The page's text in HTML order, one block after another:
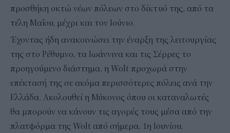
προσθήκη οκτώ νέων πόλεων στο δίκτυό της, από τα
τέλη Μαΐου, μέχρι και τον Ιούνιο.
Έχοντας ήδη ανακοινώσει την έναρξη της λειτουργίας
της στο Ρέθυμνο, τα Ιωάννινα και τις Σέρρες το
προηγούμενο διάστημα, η Wolt προχωρά στην
επέκτασή της σε ακόμα περισσότερες πόλεις ανά την
Ελλάδα. Ακολουθεί η Μύκονος όπου οι καταναλωτές
θα μπορούν να κάνουν τις αγορές τους μέσα από την
πλατφόρμα της Wolt από σήμερα, 1η Ιουνίου,